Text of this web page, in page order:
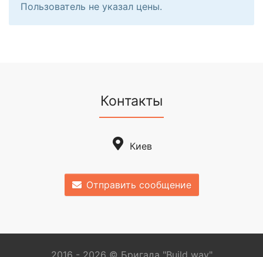
Пользователь не указал цены.
Контакты
Киев
Отправить сообщение